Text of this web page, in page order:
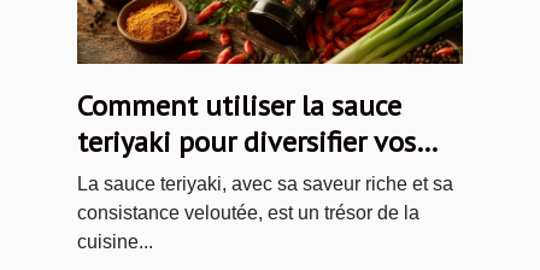
Comment utiliser la sauce
teriyaki pour diversifier vos
plats
La sauce teriyaki, avec sa saveur riche et sa
consistance veloutée, est un trésor de la
cuisine...